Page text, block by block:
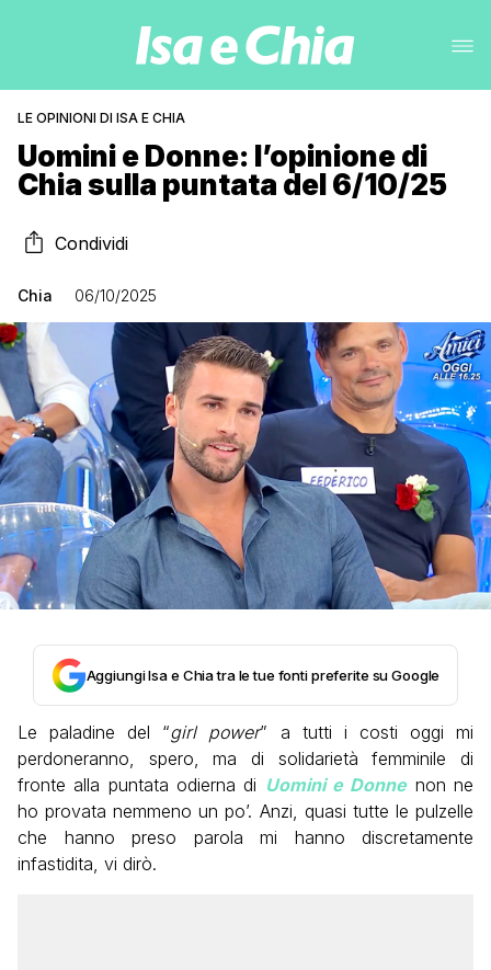
LE OPINIONI DI ISA E CHIA
Uomini e Donne: l’opinione di
Chia sulla puntata del 6/10/25
Condividi
Chia 06/10/2025
Aggiungi Isa e Chia tra le tue fonti preferite su Google
Le paladine del “girl power” a tutti i costi oggi mi
perdoneranno, spero, ma di solidarietà femminile di
fronte alla puntata odierna di Uomini e Donnenon ne
ho provata nemmeno un po’. Anzi, quasi tutte le pulzelle
che hanno preso parola mi hanno discretamente
infastidita, vi dirò.